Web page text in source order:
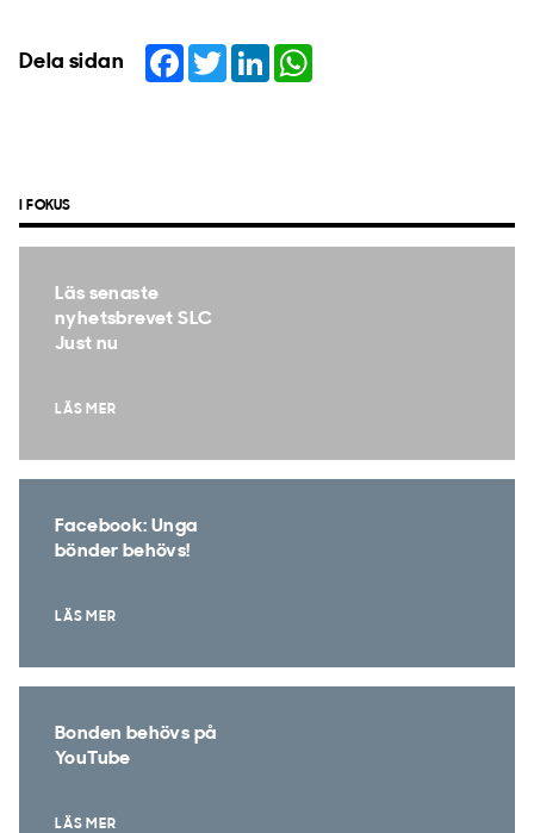
Dela sidan Facebook
TwitterLinkedIn
I FOKUS
Läs senaste
nyhetsbrevet SLC
Just nu
LÄS MER
Facebook: Unga
bönder behövs!
LÄS MER
Bonden behövs på
YouTube
LÄS MER